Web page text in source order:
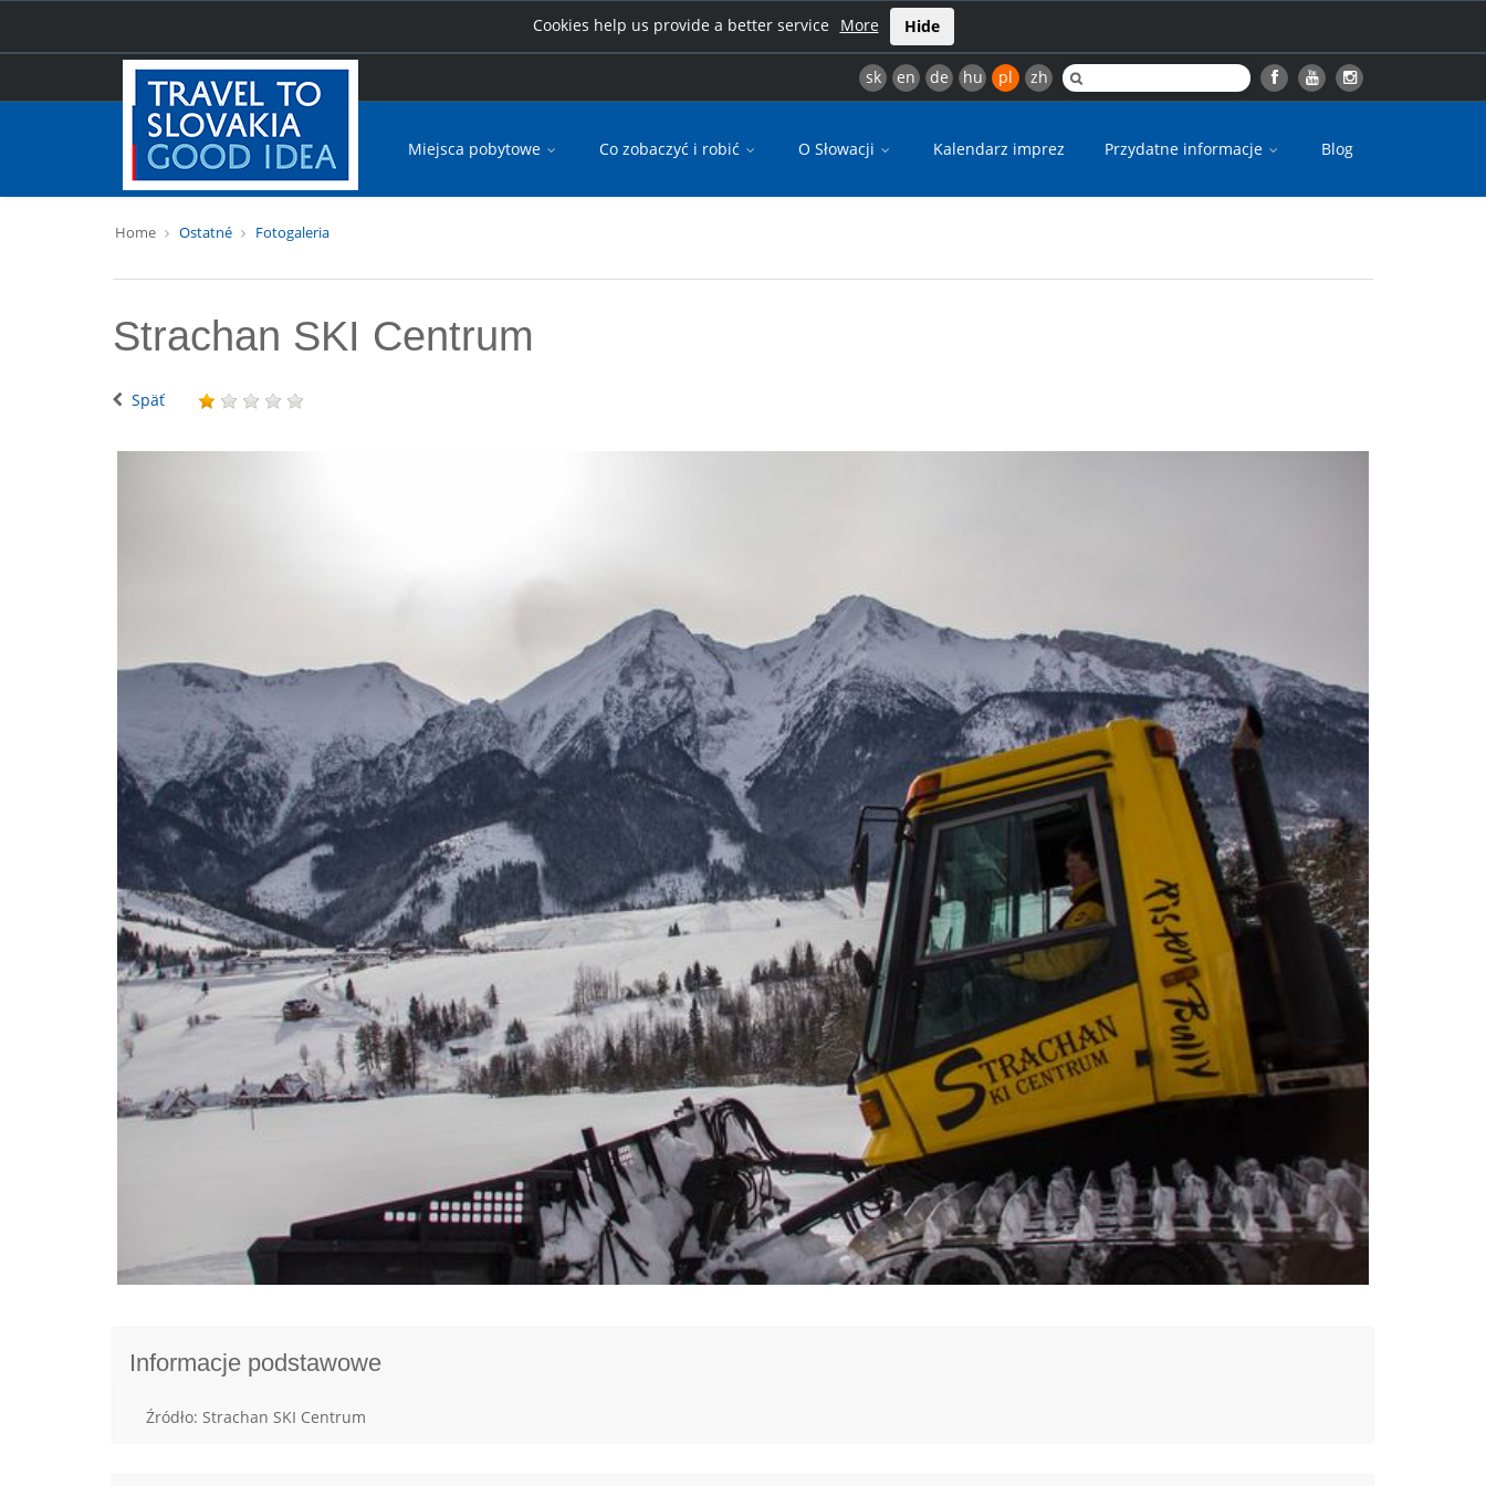
Cookies help us provide a better service More Hide
sk en de hu pl zh
Miejsca pobytowe Co zobaczyć i robić O Słowacji Kalendarz imprez Przydatne informacje Blog
Home Ostatné Fotogaleria
Strachan SKI Centrum
Späť
Informacje podstawowe
Źródło: Strachan SKI Centrum